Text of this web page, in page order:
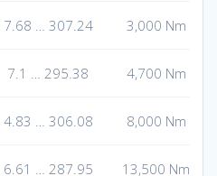
7.68 … 307.24 3,000 Nm
7.1 … 295.38 4,700 Nm
4.83 … 306.08 8,000 Nm
6.61 … 287.95 13,500 Nm